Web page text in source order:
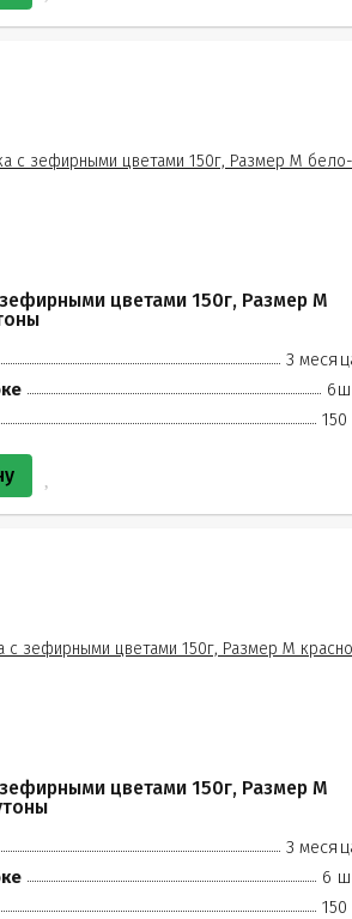
цветами 150г, Размер М
3
150
цветами 150г, Размер М
3
6
150